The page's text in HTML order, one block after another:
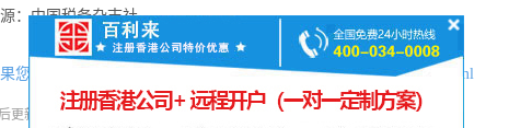
：中国税务杂志社
您喜欢本文可将网址： http://www.hkgcr.com/zixunzhongxin/1426.html
更新时间: 2016-03-04 阅读:184次 分享本文